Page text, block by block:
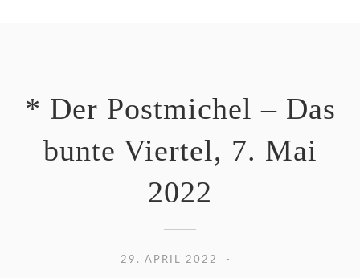
* Der Postmichel – Das
bunte Viertel, 7. Mai
2022
29. APRIL 2022